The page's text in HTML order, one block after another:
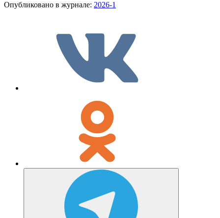
Опубликовано в журнале: 2026-1